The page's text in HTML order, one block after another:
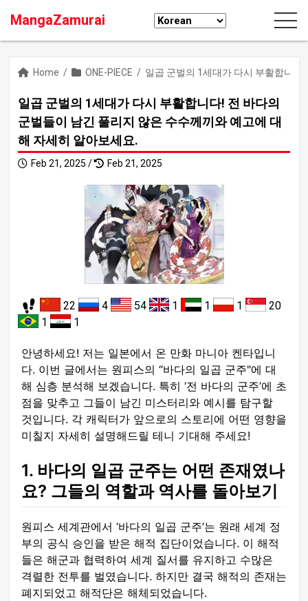
MangaZamurai
Home / ONE-PIECE / 일곱 군벌의 1세대가 다시 부활합니
일곱 군벌의 1세대가 다시 부활합니다! 전 바다의
군벌들이 남긴 풀리지 않은 수수께끼와 예고에 대
해 자세히 알아보세요.
Feb 21, 2025 / Feb 21, 2025
22 4 54 1 1 1
20
1
1
안녕하세요! 저는 일본에서 온 만화 마니아 켄타입니
다. 이번 글에서는 원피스의 “바다의 일곱 군주"에 대
해 심층 분석해 보겠습니다. 특히 ‘전 바다의 군주’에 초
점을 맞추고 그들이 남긴 미스터리와 예시를 탐구할
것입니다. 각 캐릭터가 앞으로의 스토리에 어떤 영향을
미칠지 자세히 설명해드릴 테니 기대해 주세요!
1. 바다의 일곱 군주는 어떤 존재였나
요? 그들의 역할과 역사를 돌아보기
원피스 세계관에서 ‘바다의 일곱 군주’는 원래 세계 정
부의 공식 승인을 받은 해적 집단이었습니다. 이 해적
들은 해군과 협력하여 세계 질서를 유지하고 수많은
격렬한 전투를 벌였습니다. 하지만 결국 해적의 존재는
폐지되었고 해적단은 해체되었습니다.